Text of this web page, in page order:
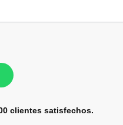
clientes satisfechos.